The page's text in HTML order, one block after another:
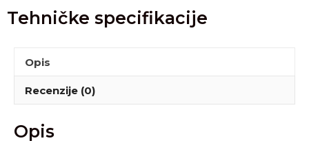
Tehničke specifikacije
Opis
Recenzije (0)
Opis